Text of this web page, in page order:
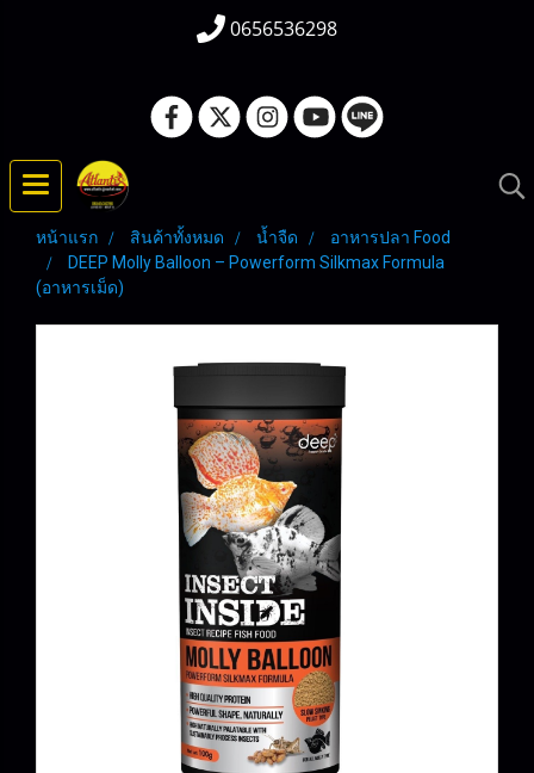
0656536298
หน้าแรก สินค้าทั้งหมด น้ำจืด
อาหารปลา Food
DEEP Molly Balloon – Powerform Silkmax Formula
(อาหารเม็ด)